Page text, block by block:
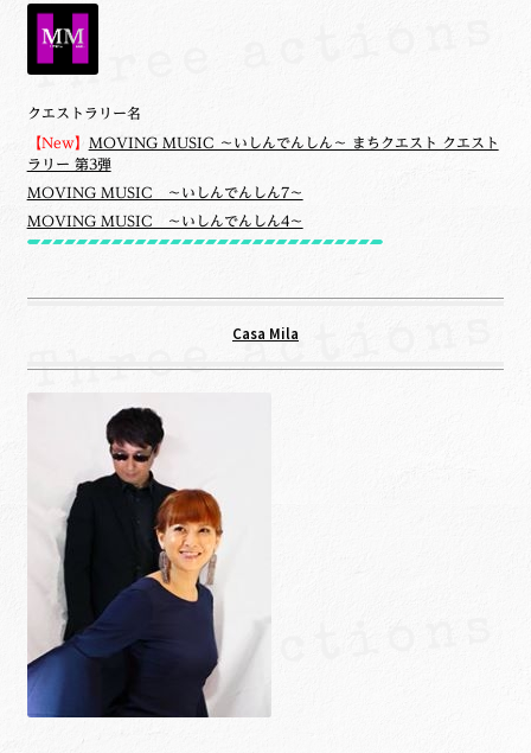
クエストラリー名
【New】
MOVING MUSIC ～いしんでんしん～ まちクエスト クエスト
ラリー 第3弾
MOVING MUSIC ～いしんでんしん7～
MOVING MUSIC ～いしんでんしん4～
Casa Mila